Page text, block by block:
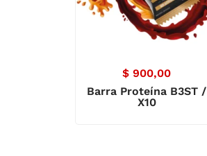
$ 900,00
Barra Proteína B3ST /
X10